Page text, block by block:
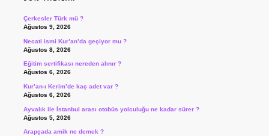
Çerkesler Türk mü ?
Ağustos 9, 2026
Necati ismi Kur’an’da geçiyor mu ?
Ağustos 8, 2026
Eğitim sertifikası nereden alınır ?
Ağustos 6, 2026
Kur’an-ı Kerim’de kaç adet var ?
Ağustos 6, 2026
Ayvalık ile İstanbul arası otobüs yolculuğu ne kadar sürer ?
Ağustos 5, 2026
Arapçada amik ne demek ?